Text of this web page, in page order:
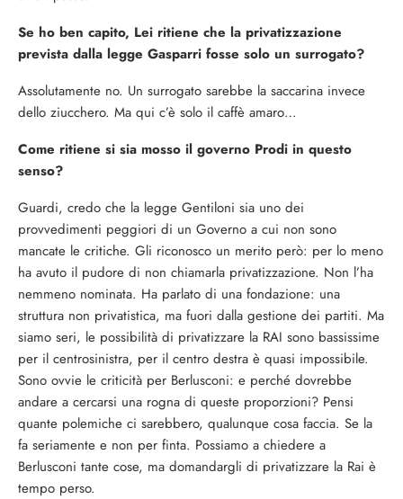
Se ho ben capito, Lei ritiene che la privatizzazione
prevista dalla legge Gasparri fosse solo un surrogato?
Assolutamente no. Un surrogato sarebbe la saccarina invece
dello ziucchero. Ma qui c’è solo il caffè amaro…
Come ritiene si sia mosso il governo Prodi in questo
senso?
Guardi, credo che la legge Gentiloni sia uno dei
provvedimenti peggiori di un Governo a cui non sono
mancate le critiche. Gli riconosco un merito però: per lo meno
ha avuto il pudore di non chiamarla privatizzazione. Non l’ha
nemmeno nominata. Ha parlato di una fondazione: una
struttura non privatistica, ma fuori dalla gestione dei partiti. Ma
siamo seri, le possibilità di privatizzare la RAI sono bassissime
per il centrosinistra, per il centro destra è quasi impossibile.
Sono ovvie le criticità per Berlusconi: e perché dovrebbe
andare a cercarsi una rogna di queste proporzioni? Pensi
quante polemiche ci sarebbero, qualunque cosa faccia. Se la
fa seriamente e non per finta. Possiamo a chiedere a
Berlusconi tante cose, ma domandargli di privatizzare la Rai è
tempo perso.